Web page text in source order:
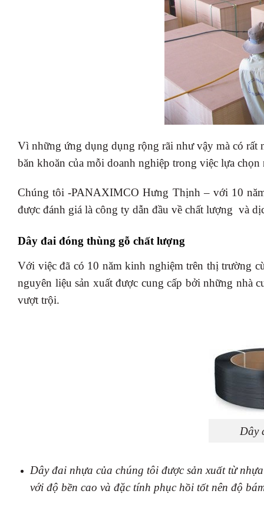
Vì những ứng dụng dụng rộng rãi như vậy mà có rất
băn khoăn của mỗi doanh nghiệp trong việc lựa
Chúng tôi -PANAXIMCO Hưng Thịnh – với 10
được đánh giá là công ty dẫn đầu về chất lượng và
Dây đai đóng thùng gỗ chất lượng
Với việc đã có 10 năm kinh nghiệm trên thị trường
nguyên liệu sản xuất được cung cấp bởi những nhà
vượt trội.
Dây
Dây đai nhựa của chúng tôi được sản xuất từ
với độ bền cao và đặc tính phục hồi tốt nên độ